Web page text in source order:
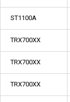
ST1100A
TRX700XX
TRX700XX
TRX700XX